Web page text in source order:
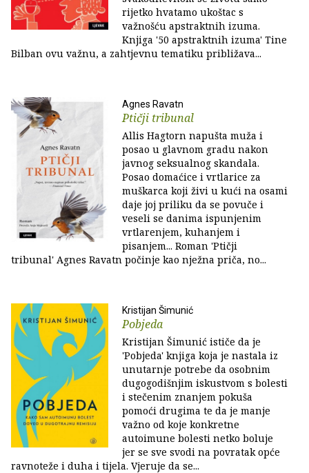
rijetko hvatamo ukoštac s
važnošću apstraktnih izuma.
Knjiga '50 apstraktnih izuma' Tine
Bilban ovu važnu, a zahtjevnu tematiku približava...
Agnes Ravatn
Ptičji tribunal
Allis Hagtorn napušta muža i
posao u glavnom gradu nakon
javnog seksualnog skandala.
Posao domaćice i vrtlarice za
muškarca koji živi u kući na osami
daje joj priliku da se povuče i
veseli se danima ispunjenim
vrtlarenjem, kuhanjem i
pisanjem... Roman 'Ptičji
tribunal' Agnes Ravatn počinje kao nježna priča, no...
Kristijan Šimunić
Pobjeda
Kristijan Šimunić ističe da je
'Pobjeda' knjiga koja je nastala iz
unutarnje potrebe da osobnim
dugogodišnjim iskustvom s bolesti
i stečenim znanjem pokuša
pomoći drugima te da je manje
važno od koje konkretne
autoimune bolesti netko boluje
jer se sve svodi na povratak opće
ravnoteže i duha i tijela. Vjeruje da se...